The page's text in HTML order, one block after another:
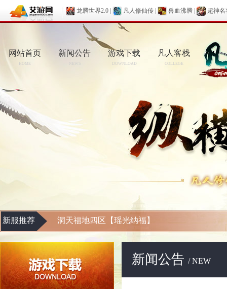
龙腾世界2.0 凡人修仙传 兽血沸腾 超神名
网站首页
HOME
新闻公告
NEWS
游戏下载
DOWNLOAD
凡人客栈
COLLEGE
新服推荐 洞天福地四区【瑶光纳福】
新闻公告 / NEW